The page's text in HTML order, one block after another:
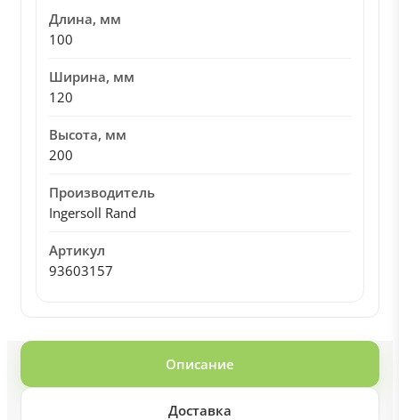
Длина, мм
100
Ширина, мм
120
Высота, мм
200
Производитель
Ingersoll Rand
Артикул
93603157
Описание
Доставка